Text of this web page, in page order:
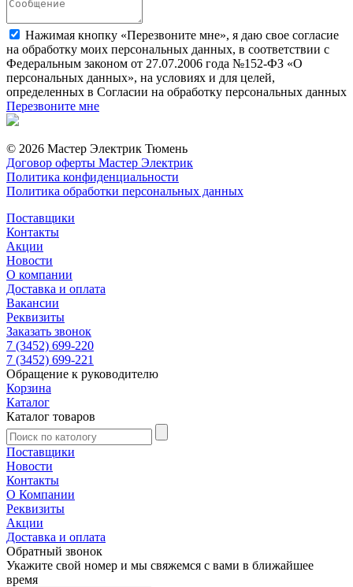
Нажимая кнопку «Перезвоните мне», я даю свое согласие
на обработку моих персональных данных, в соответствии с
Федеральным законом от 27.07.2006 года №152-ФЗ «О
персональных данных», на условиях и для целей,
определенных в Согласии на обработку персональных данных
Перезвоните мне
© 2026 Мастер Электрик Тюмень
Договор оферты Мастер Электрик
Политика конфиденциальности
Политика обработки персональных данных
Поставщики
Контакты
Акции
Новости
О компании
Доставка и оплата
Вакансии
Реквизиты
Заказать звонок
7 (3452) 699-220
7 (3452) 699-221
Обращение к руководителю
Корзина
Каталог
Каталог товаров
Поставщики
Новости
Контакты
О Компании
Реквизиты
Акции
Доставка и оплата
Обратный звонок
Укажите свой номер и мы свяжемся с вами в ближайшее
время